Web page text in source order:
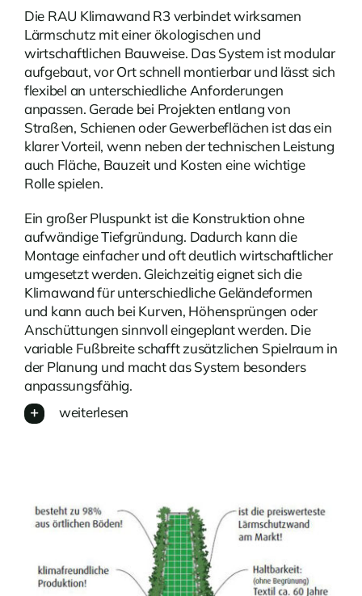
Die RAU Klimawand R3 verbindet wirksamen
Lärmschutz mit einer ökologischen und
wirtschaftlichen Bauweise. Das System ist modular
aufgebaut, vor Ort schnell montierbar und lässt sich
flexibel an unterschiedliche Anforderungen
anpassen. Gerade bei Projekten entlang von
Straßen, Schienen oder Gewerbeflächen ist das ein
klarer Vorteil, wenn neben der technischen Leistung
auch Fläche, Bauzeit und Kosten eine wichtige
Rolle spielen.
Ein großer Pluspunkt ist die Konstruktion ohne
aufwändige Tiefgründung. Dadurch kann die
Montage einfacher und oft deutlich wirtschaftlicher
umgesetzt werden. Gleichzeitig eignet sich die
Klimawand für unterschiedliche Geländeformen
und kann auch bei Kurven, Höhensprüngen oder
Anschüttungen sinnvoll eingeplant werden. Die
variable Fußbreite schafft zusätzlichen Spielraum in
der Planung und macht das System besonders
anpassungsfähig.
weiterlesen